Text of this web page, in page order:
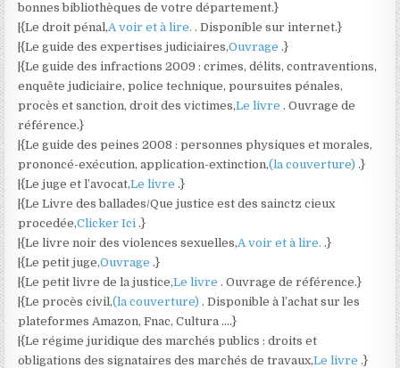
bonnes bibliothèques de votre département.}
|{Le droit pénal,A voir et à lire.. Disponible sur internet.}
|{Le guide des expertises judiciaires,Ouvrage.}
|{Le guide des infractions 2009 : crimes, délits, contraventions,
enquête judiciaire, police technique, poursuites pénales,
procès et sanction, droit des victimes,Le livre. Ouvrage de
référence.}
|{Le guide des peines 2008 : personnes physiques et morales,
prononcé-exécution, application-extinction,(la couverture).}
|{Le juge et l’avocat,Le livre.}
|{Le Livre des ballades/Que justice est des sainctz cieux
procedée,Clicker Ici.}
|{Le livre noir des violences sexuelles,A voir et à lire..}
|{Le petit juge,Ouvrage.}
|{Le petit livre de la justice,Le livre. Ouvrage de référence.}
|{Le procès civil,(la couverture). Disponible à l’achat sur les
plateformes Amazon, Fnac, Cultura ….}
|{Le régime juridique des marchés publics : droits et
obligations des signataires des marchés de travaux,Le livre.}